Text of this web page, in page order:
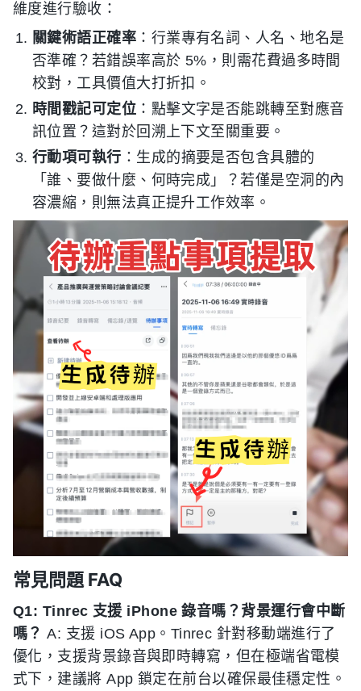
維度進行驗收：
關鍵術語正確率 ：行業專有名詞、人名、地名是
否準確？若錯誤率高於 5%，則需花費過多時間
校對，工具價值大打折扣。
時間戳記可定位 ：點擊文字是否能跳轉至對應音
訊位置？這對於回溯上下文至關重要。
行動項可執行 ：生成的摘要是否包含具體的
「誰、要做什麼、何時完成」？若僅是空洞的內
容濃縮，則無法真正提升工作效率。
常見問題 FAQ
Q1: Tinrec 支援 iPhone 錄音嗎？背景運行會中斷
嗎？ A: 支援 iOS App。Tinrec 針對移動端進行了
優化，支援背景錄音與即時轉寫，但在極端省電模
式下，建議將 App 鎖定在前台以確保最佳穩定性。